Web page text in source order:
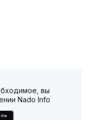
вы
Nado Info